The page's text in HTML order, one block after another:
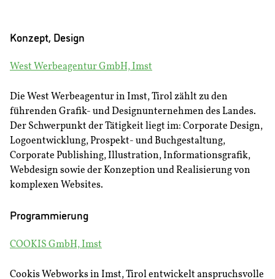
Konzept, Design
West Werbeagentur GmbH, Imst
Die West Werbeagentur in Imst, Tirol zählt zu den
führenden Grafik- und Designunternehmen des Landes.
Der Schwerpunkt der Tätigkeit liegt im: Corporate Design,
Logoentwicklung, Prospekt- und Buchgestaltung,
Corporate Publishing, Illustration, Informationsgrafik,
Webdesign sowie der Konzeption und Realisierung von
komplexen Websites.
Programmierung
COOKIS GmbH, Imst
Cookis Webworks in Imst, Tirol entwickelt anspruchsvolle